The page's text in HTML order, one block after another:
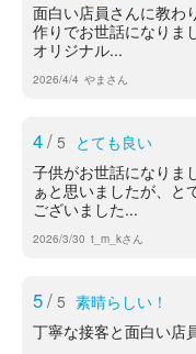
面白い店員さんに教わ
作りでお世話になりま
オリジナル...
2026/4/4 やまさん
4/ 5 とても良い
子供がお世話になりま
ぁと思いましたが、と
ございました...
2026/3/30 t_m_kさん
5/ 5 素晴らしい！
丁寧な接客と面白い店